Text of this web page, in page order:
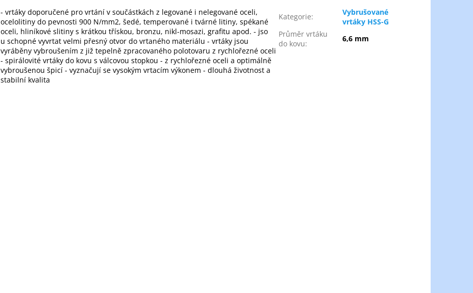
- vrtáky doporučené pro vrtání v součástkách z legované i nelegované oceli,
ocelolitiny do pevnosti 900 N/mm2, šedé, temperované i tvárné litiny, spékané
oceli, hliníkové slitiny s krátkou třískou, bronzu, nikl-mosazi, grafitu apod. - jso
u schopné vyvrtat velmi přesný otvor do vrtaného materiálu - vrtáky jsou
vyráběny vybroušením z již tepelně zpracovaného polotovaru z rychlořezné oceli
- spirálovité vrtáky do kovu s válcovou stopkou - z rychlořezné oceli a optimálně
vybroušenou špicí - vyznačují se vysokým vrtacím výkonem - dlouhá životnost a
stabilní kvalita
Kategorie:
Vybrušované
vrtáky HSS-G
Průměr vrtáku
do kovu:
6,6 mm